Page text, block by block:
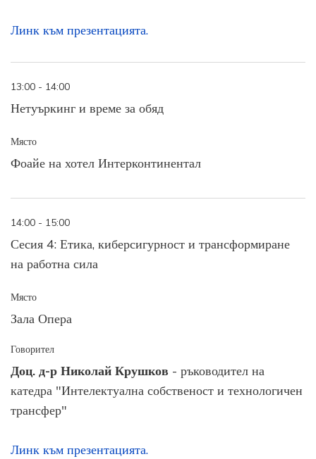
Линк към презентацията.
13:00 - 14:00
Нетуъркинг и време за обяд
Място
Фоайе на хотел Интерконтинентал
14:00 - 15:00
Сесия 4: Етика, киберсигурност и трансформиране
на работна сила
Място
Зала Опера
Говорител
Доц. д-р Николай Крушков - ръководител на
катедра "Интелектуална собственост и технологичен
трансфер"
Линк към презентацията.